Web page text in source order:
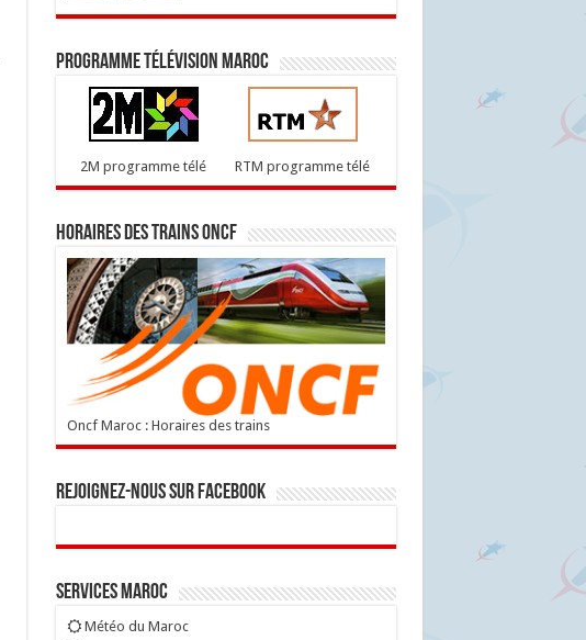
Programme télévision maroc
2M programme télé RTM programme télé
Horaires des trains ONCF
Oncf Maroc : Horaires des trains
Rejoignez-nous sur Facebook
Services Maroc
Météo du Maroc